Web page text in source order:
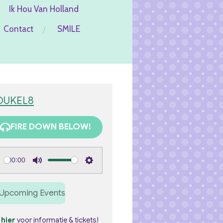
Ik Hou Van Holland
Contact
SMILE
FIRE DOWN BELOW!
00:00
M
u
t
S
Events
hier voor informatie & tickets!